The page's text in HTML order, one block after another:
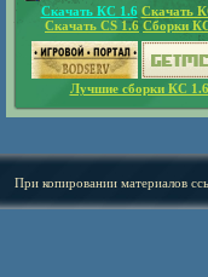
Скачать КС 1.6 Скачать
Скачать CS 1.6 Сборки
Лучшие сборки КС 1.6
При копировании материалов